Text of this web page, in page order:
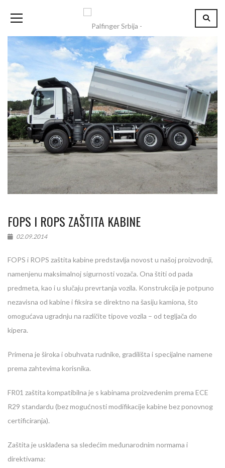
FOPS I ROPS ZAŠTITA KABINE
02.09.2014
FOPS i ROPS zaštita kabine predstavlja novost u našoj proizvodnji,
namenjenu maksimalnoj sigurnosti vozača. Ona štiti od pada
predmeta, kao i u slučaju prevrtanja vozila. Konstrukcija je potpuno
nezavisna od kabine i fiksira se direktno na šasiju kamiona, što
omogućava ugradnju na različite tipove vozila – od tegljača do
kipera.
Primena je široka i obuhvata rudnike, gradilišta i specijalne namene
prema zahtevima korisnika.
FR01 zaštita kompatibilna je s kabinama proizvedenim prema ECE
R29 standardu (bez mogućnosti modifikacije kabine bez ponovnog
certificiranja).
Zaštita je usklađena sa sledećim međunarodnim normama i
direktivama: